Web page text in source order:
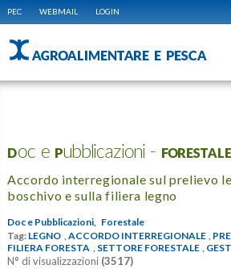
PEC WEBMAIL LOGIN
AGROALIMENTARE E PESCA
Doc e Pubblicazioni - FORESTALE
Accordo interregionale sul prelievo
boschivo e sulla filiera legno
Doc e Pubblicazioni, Forestale
Tag: LEGNO , ACCORDO INTERREGIONALE ,
FILIERA FORESTA , SETTORE FORESTALE ,
N° di visualizzazioni (3517)